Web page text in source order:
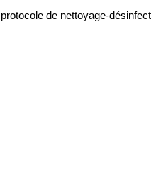
de nettoyage-